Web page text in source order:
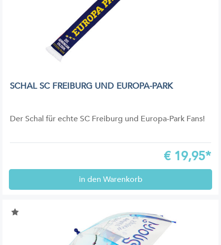
SCHAL SC FREIBURG UND EUROPA-PARK
Der Schal für echte SC Freiburg und Europa-Park Fans!
€ 19,95*
in den Warenkorb